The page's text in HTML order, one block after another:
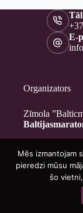
E-
Organizators
Zīmola
Kontakti
Par mums
Mēs izmantojam
pieredzi mūsu
šo